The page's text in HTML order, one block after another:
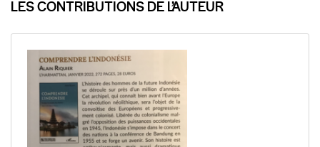
LES CONTRIBUTIONS DE L’AUTEUR